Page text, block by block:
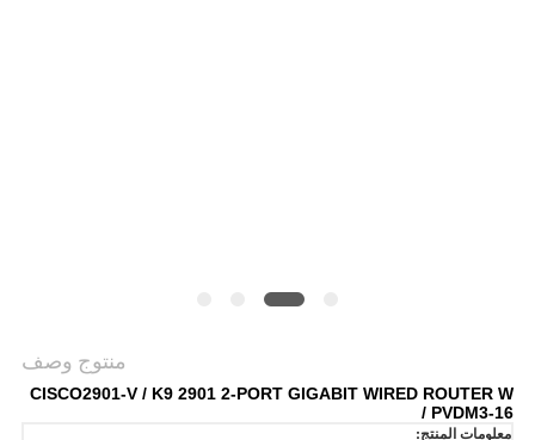
منتوج وصف
CISCO2901-V / K9 2901 2-PORT GIGABIT WIRED ROUTER W
/ PVDM3-16
معلومات المنتج: